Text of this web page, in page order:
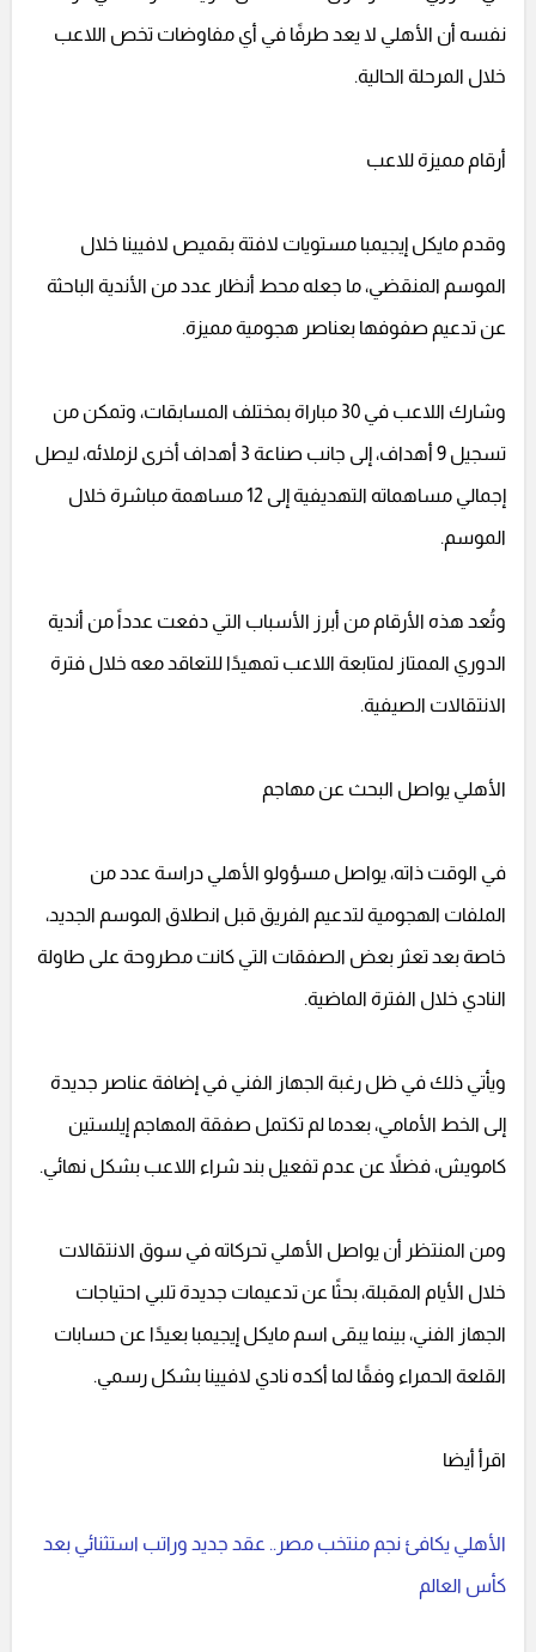
نفسه أن الأهلي لا يعد طرفًا في أي مفاوضات تخص اللاعب
خلال المرحلة الحالية.
أرقام مميزة للاعب
وقدم مايكل إيجيمبا مستويات لافتة بقميص لافيينا خلال
الموسم المنقضي، ما جعله محط أنظار عدد من الأندية الباحثة
عن تدعيم صفوفها بعناصر هجومية مميزة.
وشارك اللاعب في 30 مباراة بمختلف المسابقات، وتمكن من
تسجيل 9 أهداف، إلى جانب صناعة 3 أهداف أخرى لزملائه، ليصل
إجمالي مساهماته التهديفية إلى 12 مساهمة مباشرة خلال
الموسم.
وتُعد هذه الأرقام من أبرز الأسباب التي دفعت عدداً من أندية
الدوري الممتاز لمتابعة اللاعب تمهيدًا للتعاقد معه خلال فترة
الانتقالات الصيفية.
الأهلي يواصل البحث عن مهاجم
في الوقت ذاته، يواصل مسؤولو الأهلي دراسة عدد من
الملفات الهجومية لتدعيم الفريق قبل انطلاق الموسم الجديد،
خاصة بعد تعثر بعض الصفقات التي كانت مطروحة على طاولة
النادي خلال الفترة الماضية.
ويأتي ذلك في ظل رغبة الجهاز الفني في إضافة عناصر جديدة
إلى الخط الأمامي، بعدما لم تكتمل صفقة المهاجم إيلستين
كامويش، فضلاً عن عدم تفعيل بند شراء اللاعب بشكل نهائي.
ومن المنتظر أن يواصل الأهلي تحركاته في سوق الانتقالات
خلال الأيام المقبلة، بحثًا عن تدعيمات جديدة تلبي احتياجات
الجهاز الفني، بينما يبقى اسم مايكل إيجيمبا بعيدًا عن حسابات
القلعة الحمراء وفقًا لما أكده نادي لافيينا بشكل رسمي.
اقرأ أيضا
الأهلي يكافئ نجم منتخب مصر.. عقد جديد وراتب استثنائي بعد
كأس العالم